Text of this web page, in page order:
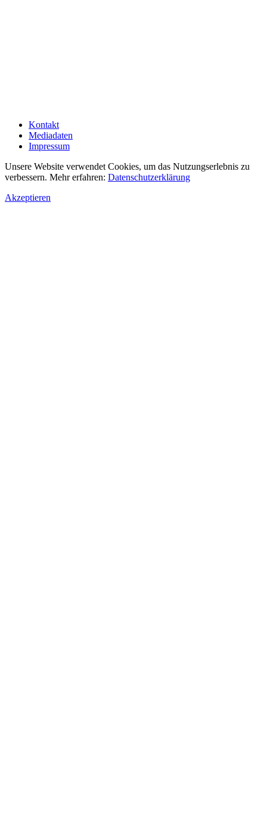
Kontakt
Mediadaten
Impressum
Unsere Website verwendet Cookies, um das Nutzungserlebnis zu
verbessern. Mehr erfahren: Datenschutzerklärung
Akzeptieren